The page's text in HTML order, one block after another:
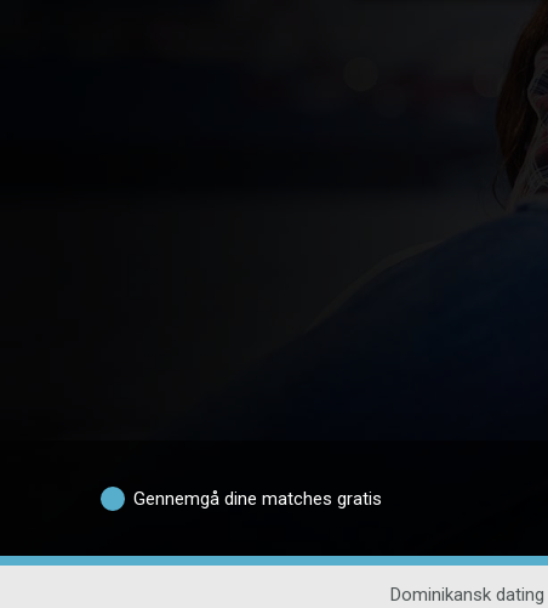
Gennemgå dine matches gratis
Dominikansk dating